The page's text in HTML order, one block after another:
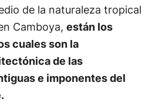
de la naturaleza tropical
Camboya, están los
cuales son la
de las
e imponentes del